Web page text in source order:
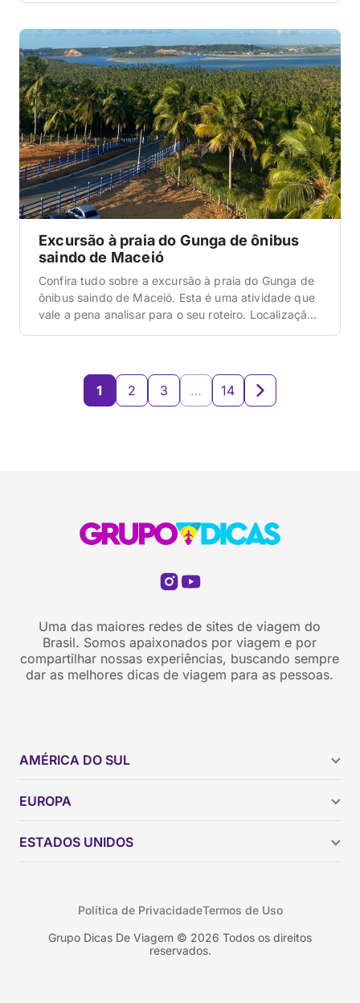
hóspedes do Pratagy Resort tem direito a usufruir
(de forma gratuita). Este […]
Excursão à praia do Gunga de ônibus
saindo de Maceió
Confira tudo sobre a excursão à praia do Gunga de
ônibus saindo de Maceió. Esta é uma atividade que
vale a pena analisar para o seu roteiro. Localização
1 2 3 … 14
Uma das maiores redes de sites de viagem do
Brasil. Somos apaixonados por viagem e por
compartilhar nossas experiências, buscando sempre
dar as melhores dicas de viagem para as pessoas.
AMÉRICA DO SUL
Brasil
Colômbia
EUROPA
ESTADOS UNIDOS
Nova York
Grupo Dicas De Viagem © 2026 Todos os direitos
reservados.
Política de PrivacidadeTermos de Uso